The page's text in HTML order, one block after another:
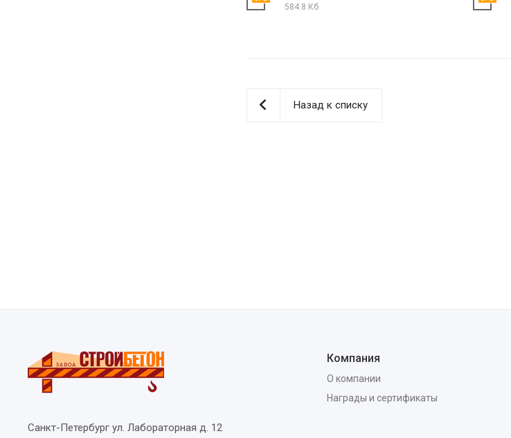
584.8 Кб
Назад к списку
Санкт-Петербург ул. Лабораторная д. 12
Компания
О компании
Награды и сертификаты